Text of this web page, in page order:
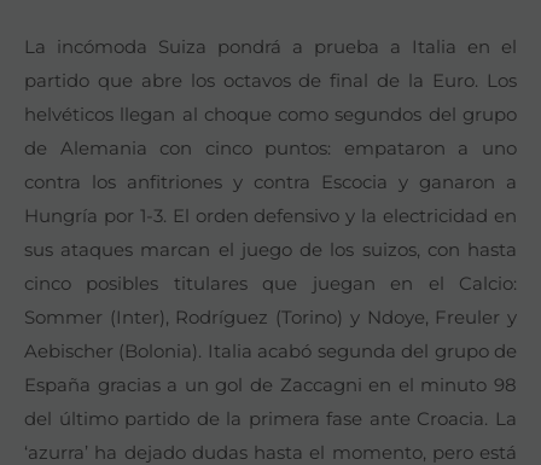
La incómoda Suiza pondrá a prueba a Italia en el
partido que abre los octavos de final de la Euro. Los
helvéticos llegan al choque como segundos del grupo
de Alemania con cinco puntos: empataron a uno
contra los anfitriones y contra Escocia y ganaron a
Hungría por 1-3. El orden defensivo y la electricidad en
sus ataques marcan el juego de los suizos, con hasta
cinco posibles titulares que juegan en el Calcio:
Sommer (Inter), Rodríguez (Torino) y Ndoye, Freuler y
Aebischer (Bolonia). Italia acabó segunda del grupo de
España gracias a un gol de Zaccagni en el minuto 98
del último partido de la primera fase ante Croacia. La
‘azurra’ ha dejado dudas hasta el momento, pero está